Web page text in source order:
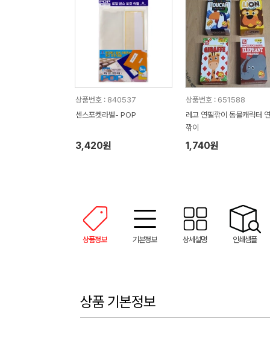
상품번호 : 840537
센스포켓라벨- POP
3,420원
상품번호 : 651588
레고 연필깎이 동물캐릭터
깎이
1,740원
상품정보 기본정보 상세설명 인쇄샘플
상품 기본정보